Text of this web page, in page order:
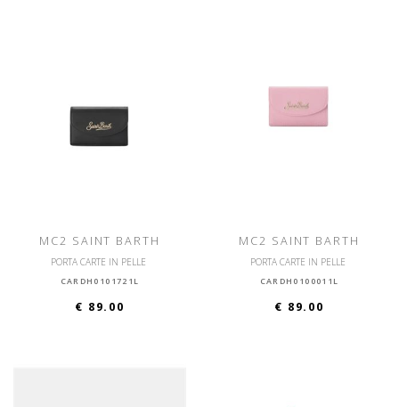
MC2 SAINT BARTH
PORTA CARTE IN PELLE
CARDH0101721L
€ 89.00
MC2 SAINT BARTH
PORTA CARTE IN PELLE
CARDH0100011L
€ 89.00